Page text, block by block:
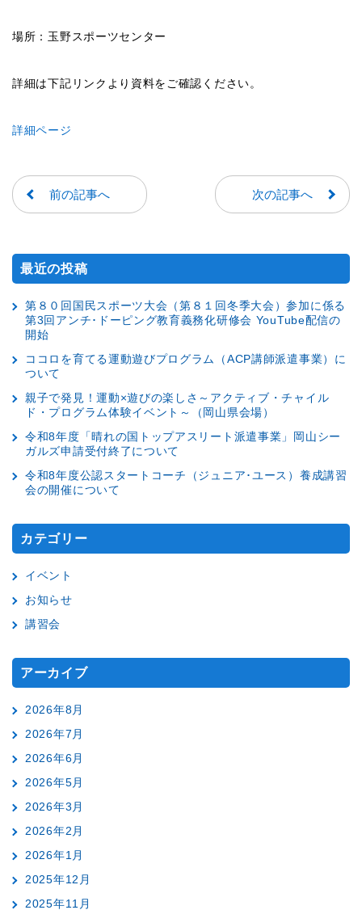
場所：玉野スポーツセンター
詳細は下記リンクより資料をご確認ください。
詳細ページ
前の記事へ 次の記事へ
最近の投稿
第８０回国民スポーツ大会（第８１回冬季大会）参加に係る
第3回アンチ･ドーピング教育義務化研修会 YouTube配信の
開始
ココロを育てる運動遊びプログラム（ACP講師派遣事業）に
ついて
親子で発見！運動×遊びの楽しさ～アクティブ・チャイル
ド・プログラム体験イベント～（岡山県会場）
令和8年度「晴れの国トップアスリート派遣事業」岡山シー
ガルズ申請受付終了について
令和8年度公認スタートコーチ（ジュニア･ユース）養成講習
会の開催について
カテゴリー
イベント
お知らせ
講習会
アーカイブ
2026年8月
2026年7月
2026年6月
2026年5月
2026年3月
2026年2月
2026年1月
2025年12月
2025年11月